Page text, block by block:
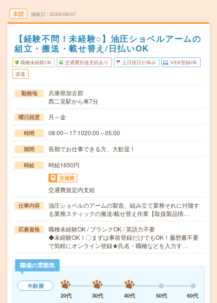
未読 掲載日 2026/08/07
【経験不問！未経験○】油圧ショベルアームの
組立・搬送・載せ替え/日払いOK
職種未経験OK 交通費別途支給あり 土日祝日が休み WEB登録OK
派遣
勤務地
兵庫県加古郡
西二見駅から車7分
曜日頻度 月～金
時間 08:00～17:1020:00～05:00
期間 長期でお仕事できる方、大歓迎！
時給 時給1650円
交通費
交通費規定内支給
仕事内容
油圧ショベルのアームの製造、組み立て業務それに付随す
る業務スティックの搬送/載せ替え作業【取扱製品情…
応募資格
職種未経験OK / ブランクOK / 英語力不要
◆未経験OK！〇まずは事前登録だけでもOK！履歴書不要
で気軽にオンライン登録★氏名・職種などを入力す…
職場の雰囲気
年齢層
20代
30代 40代 50代 60代